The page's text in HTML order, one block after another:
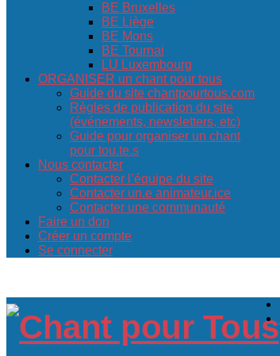
BE Bruxelles
BE Liège
BE Mons
BE Tournai
LU Luxembourg
ORGANISER un chant pour tous
Guide du site chantpourtous.com
Règles de publication du site
(événements, newsletters, etc)
Guide pour organiser un chant
pour tou.te.s
Nous contacter
Contacter l’équipe du site
Contacter un.e animateur.ice
Contacter une communauté
Faire un don
Créer un compte
Se connecter